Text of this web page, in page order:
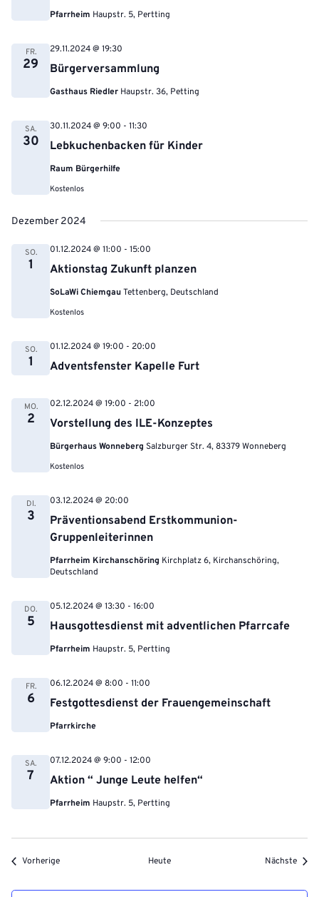
Pfarrheim Haupstr. 5, Pertting
FR.
29 Bürgerversammlung
29.11.2024 @ 19:30
Gasthaus Riedler Haupstr. 36, Petting
SA.
30 Lebkuchenbacken für Kinder
30.11.2024 @ 9:00 - 11:30
Raum Bürgerhilfe
Kostenlos
Dezember 2024
SO.
1 Aktionstag Zukunft planzen
01.12.2024 @ 11:00 - 15:00
SoLaWi ChiemgauTettenberg, Deutschland
Kostenlos
SO.
1 Adventsfenster Kapelle Furt
01.12.2024 @ 19:00 - 20:00
MO.
2 Vorstellung des ILE-Konzeptes
02.12.2024 @ 19:00 - 21:00
Bürgerhaus Wonneberg Salzburger Str. 4, 83379 Wonneberg
Kostenlos
DI.
3
Präventionsabend Erstkommunion-
Gruppenleiterinnen
03.12.2024 @ 20:00
Pfarrheim Kirchanschöring Kirchplatz 6, Kirchanschöring,
Deutschland
DO.
5 Hausgottesdienst mit adventlichen Pfarrcafe
05.12.2024 @ 13:30 - 16:00
Pfarrheim Haupstr. 5, Pertting
FR.
6 Festgottesdienst der Frauengemeinschaft
06.12.2024 @ 8:00 - 11:00
Pfarrkirche
SA.
7 Aktion “ Junge Leute helfen“
07.12.2024 @ 9:00 - 12:00
Pfarrheim Haupstr. 5, Pertting
VorherigeVeranstaltungen Heute Nächste